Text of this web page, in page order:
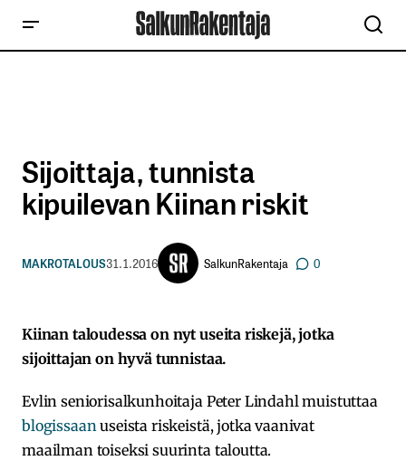
Sijoittaja, tunnista
kipuilevan Kiinan riskit
MAKROTALOUS31.1.2016 SalkunRakentaja 0
Kiinan taloudessa on nyt useita riskejä, jotka
sijoittajan on hyvä tunnistaa.
Evlin seniorisalkunhoitaja Peter Lindahl muistuttaa
blogissaanuseista riskeistä, jotka vaanivat
maailman toiseksi suurinta taloutta.